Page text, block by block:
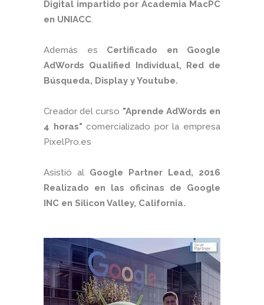
Digital impartido por Academia MacPC
en UNIACC.
Además es Certificado en Google
AdWords Qualified Individual, Red de
Búsqueda, Display y Youtube.
Creador del curso "Aprende AdWords en
4 horas" comercializado por la empresa
PixelPro.es
Asistió al Google Partner Lead, 2016
Realizado en las oficinas de Google
INC en Silicon Valley, California.